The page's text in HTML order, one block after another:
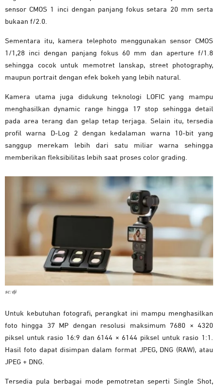
sensor CMOS 1 inci dengan panjang fokus setara 20 mm serta
bukaan f/2.0.
Sementara itu, kamera telephoto menggunakan sensor CMOS
1/1,28 inci dengan panjang fokus 60 mm dan aperture f/1.8
sehingga cocok untuk memotret lanskap, street photography,
maupun portrait dengan efek bokeh yang lebih natural.
Kamera utama juga didukung teknologi LOFIC yang mampu
menghasilkan dynamic range hingga 17 stop sehingga detail
pada area terang dan gelap tetap terjaga. Selain itu, tersedia
profil warna D-Log 2 dengan kedalaman warna 10-bit yang
sanggup merekam lebih dari satu miliar warna sehingga
memberikan fleksibilitas lebih saat proses color grading.
sc: dji
Untuk kebutuhan fotografi, perangkat ini mampu menghasilkan
foto hingga 37 MP dengan resolusi maksimum 7680 × 4320
piksel untuk rasio 16:9 dan 6144 × 6144 piksel untuk rasio 1:1.
Hasil foto dapat disimpan dalam format JPEG, DNG (RAW), atau
JPEG + DNG.
Tersedia pula berbagai mode pemotretan seperti Single Shot,